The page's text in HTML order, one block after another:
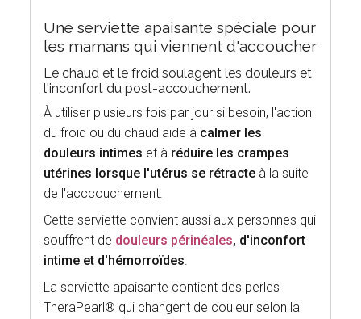
Une serviette apaisante spéciale pour
les mamans qui viennent d'accoucher
Le chaud et le froid soulagent les douleurs et
l'inconfort du post-accouchement.
À utiliser plusieurs fois par jour si besoin, l'action
du froid ou du chaud aide à calmer les
douleurs intimes et à réduire les crampes
utérines lorsque l'utérus se rétracte à la suite
de l'acccouchement.
Cette serviette convient aussi aux personnes qui
souffrent de douleurs périnéales, d'inconfort
intime et d'hémorroïdes.
La serviette apaisante contient des perles
TheraPearl® qui changent de couleur selon la